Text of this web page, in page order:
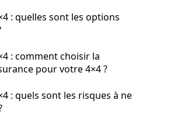
: quelles sont les options
: comment choisir la
pour votre 4×4 ?
: quels sont les risques à ne